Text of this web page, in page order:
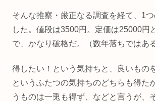
そんな推察・厳正なる調査を経て、1
した。値段は3500円。定価は25000円
で、かなり破格だ。（数年落ちではあ
得したい！という気持ちと、良いもの
というふたつの気持ちのどちらも得た
うものは一兎も得ず、などと言うが、